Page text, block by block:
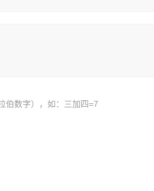
伯数字），如：三加四=7